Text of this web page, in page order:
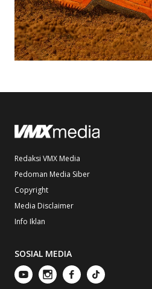
Redaksi VMX Media
Pedoman Media Siber
Copyright
Media Disclaimer
Info Iklan
SOSIAL MEDIA